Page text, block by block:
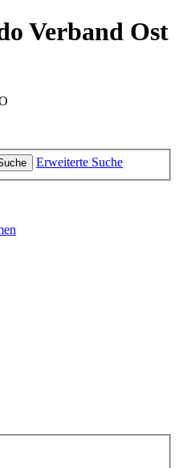
Verband Ost
Erweiterte Suche